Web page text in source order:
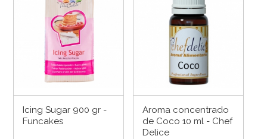
Icing Sugar 900 gr -
Funcakes
Aroma concentrado
de Coco 10 ml - Chef
Delice